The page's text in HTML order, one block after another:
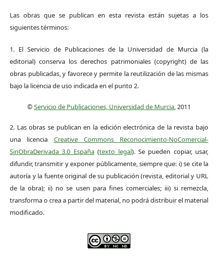
Las obras que se publican en esta revista están sujetas a los
siguientes términos:
1. El Servicio de Publicaciones de la Universidad de Murcia (la
editorial) conserva los derechos patrimoniales (copyright) de las
obras publicadas, y favorece y permite la reutilización de las mismas
bajo la licencia de uso indicada en el punto 2.
©Servicio de Publicaciones, Universidad de Murcia, 2011
2. Las obras se publican en la edición electrónica de la revista bajo
una licencia Creative Commons Reconocimiento-NoComercial-
SinObraDerivada 3.0 España(texto legal). Se pueden copiar, usar,
difundir, transmitir y exponer públicamente, siempre que: i) se cite la
autoría y la fuente original de su publicación (revista, editorial y URL
de la obra); ii) no se usen para fines comerciales; iii) si remezcla,
transforma o crea a partir del material, no podrá distribuir el material
modificado.